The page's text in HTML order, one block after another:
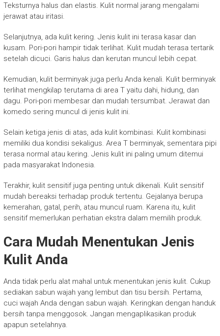
Teksturnya halus dan elastis. Kulit normal jarang mengalami
jerawat atau iritasi.
Selanjutnya, ada kulit kering. Jenis kulit ini terasa kasar dan
kusam. Pori-pori hampir tidak terlihat. Kulit mudah terasa tertarik
setelah dicuci. Garis halus dan kerutan muncul lebih cepat.
Kemudian, kulit berminyak juga perlu Anda kenali. Kulit berminyak
terlihat mengkilap terutama di area T yaitu dahi, hidung, dan
dagu. Pori-pori membesar dan mudah tersumbat. Jerawat dan
komedo sering muncul di jenis kulit ini.
Selain ketiga jenis di atas, ada kulit kombinasi. Kulit kombinasi
memiliki dua kondisi sekaligus. Area T berminyak, sementara pipi
terasa normal atau kering. Jenis kulit ini paling umum ditemui
pada masyarakat Indonesia.
Terakhir, kulit sensitif juga penting untuk dikenali. Kulit sensitif
mudah bereaksi terhadap produk tertentu. Gejalanya berupa
kemerahan, gatal, perih, atau muncul ruam. Karena itu, kulit
sensitif memerlukan perhatian ekstra dalam memilih produk.
Cara Mudah Menentukan Jenis
Kulit Anda
Anda tidak perlu alat mahal untuk menentukan jenis kulit. Cukup
sediakan sabun wajah yang lembut dan tisu bersih. Pertama,
cuci wajah Anda dengan sabun wajah. Keringkan dengan handuk
bersih tanpa menggosok. Jangan mengaplikasikan produk
apapun setelahnya.